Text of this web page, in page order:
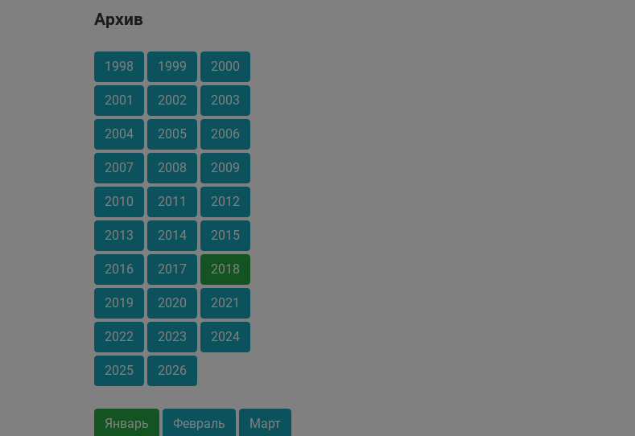
Архив
1998 1999 2000
2001 2002 2003
2004 2005 2006
2007 2008 2009
2010 2011 2012
2013 2014 2015
2016 2017 2018
2019 2020 2021
2022 2023 2024
2025 2026
Январь Февраль Март